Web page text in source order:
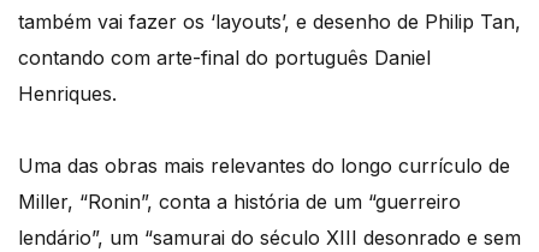
também vai fazer os ‘layouts’, e desenho de Philip Tan,
contando com arte-final do português Daniel
Henriques.
Uma das obras mais relevantes do longo currículo de
Miller, “Ronin”, conta a história de um “guerreiro
lendário”, um “samurai do século XIII desonrado e sem